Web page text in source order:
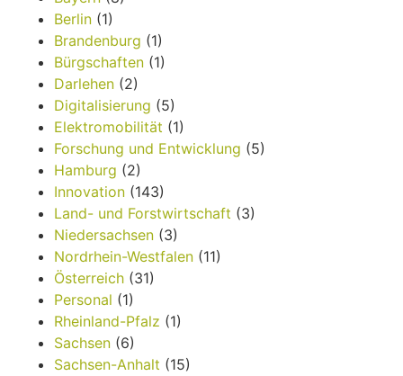
Berlin (1)
Brandenburg (1)
Bürgschaften (1)
Darlehen (2)
Digitalisierung (5)
Elektromobilität (1)
Forschung und Entwicklung (5)
Hamburg (2)
Innovation (143)
Land- und Forstwirtschaft (3)
Niedersachsen (3)
Nordrhein-Westfalen (11)
Österreich (31)
Personal (1)
Rheinland-Pfalz (1)
Sachsen (6)
Sachsen-Anhalt (15)